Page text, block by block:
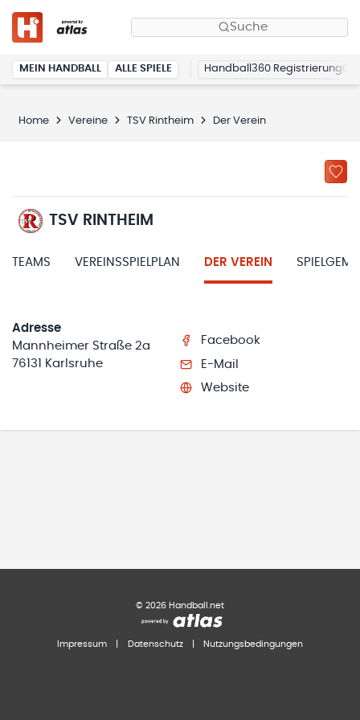
Suche
MEIN HANDBALL ALLE SPIELE Handball360 Registrierung
Home Vereine TSV Rintheim Der Verein
TSV RINTHEIM
TEAMS VEREINSSPIELPLAN DER VEREIN
Adresse
Mannheimer Straße 2a
76131 Karlsruhe
Facebook
E-Mail
Website
© 2026 Handball.net
Impressum Datenschutz Nutzungsbedingungen